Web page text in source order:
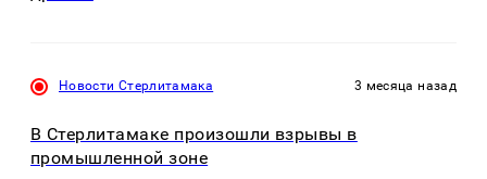
Новости Стерлитамака 3 месяца назад
В Стерлитамаке произошли взрывы в
промышленной зоне